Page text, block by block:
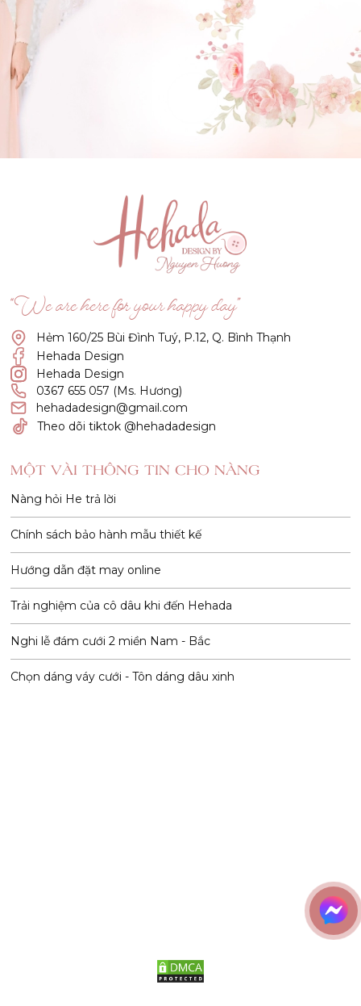
GẬT ĐẦU NHÉ NÀNG !
(Click vào đây để He và Nàng có 1 cuộc hẹn nà)
“We are here for your happy day”
Hẻm 160/25 Bùi Đình Tuý, P.12, Q. Bình Thạnh
Hehada Design
Hehada Design
0367 655 057 (Ms. Hương)
hehadadesign@gmail.com
Theo dõi tiktok @hehadadesign
MỘT VÀI THÔNG TIN CHO NÀNG
Nàng hỏi He trả lời
Chính sách bảo hành mẫu thiết kế
Hướng dẫn đặt may online
Trải nghiệm của cô dâu khi đến Hehada
Nghi lễ đám cưới 2 miền Nam - Bắc
Chọn dáng váy cưới - Tôn dáng dâu xinh